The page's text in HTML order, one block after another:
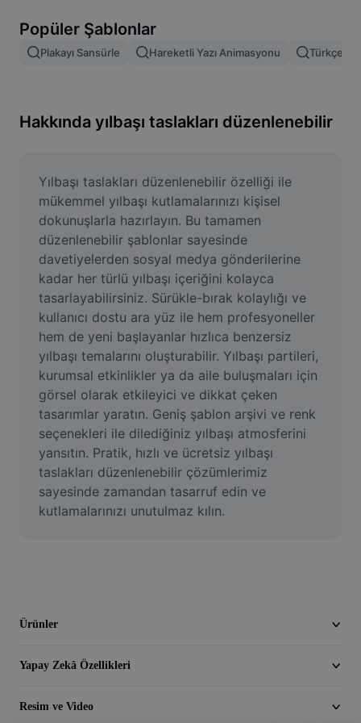
Resim birleştirme
Resmi Yeniden Boyutlandırma
Mizah Görseli Oluşturucu
AI Text Remover
AI People Remover
AI Inpainting
Face Cutout
Video
Video arka planını kaldırma
Kaliteyi artır
Video Düzenleyici
Videoyu Kesme
Popüler Şablonlar
Plakayı Sansürle Hareketli Yazı Animasyonu Türkçe
Hakkında yılbaşı taslakları düzenlenebilir
Yılbaşı taslakları düzenlenebilir özelliği ile
mükemmel yılbaşı kutlamalarınızı kişisel
dokunuşlarla hazırlayın. Bu tamamen
düzenlenebilir şablonlar sayesinde
davetiyelerden sosyal medya gönderilerine
kadar her türlü yılbaşı içeriğini kolayca
tasarlayabilirsiniz. Sürükle-bırak kolaylığı ve
kullanıcı dostu ara yüz ile hem profesyoneller
hem de yeni başlayanlar hızlıca benzersiz
yılbaşı temalarını oluşturabilir. Yılbaşı partileri,
kurumsal etkinlikler ya da aile buluşmaları için
görsel olarak etkileyici ve dikkat çeken
tasarımlar yaratın. Geniş şablon arşivi ve renk
seçenekleri ile dilediğiniz yılbaşı atmosferini
yansıtın. Pratik, hızlı ve ücretsiz yılbaşı
taslakları düzenlenebilir çözümlerimiz
sayesinde zamandan tasarruf edin ve
kutlamalarınızı unutulmaz kılın.
Ürünler
Yapay Zekâ Özellikleri
Resim ve Video